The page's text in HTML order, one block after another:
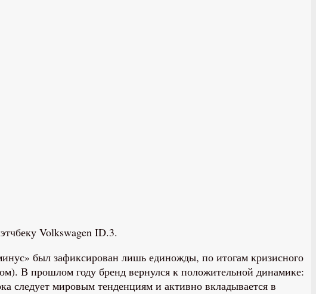
Volkswagen ID.3.
был зафиксирован лишь единожды, по итогам кризисного
В прошлом году бренд вернулся к положительной динамике:
мировым тенденциям и активно вкладывается в